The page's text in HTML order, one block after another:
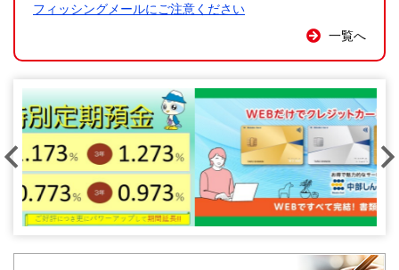
フィッシングメールにご注意ください
一覧へ